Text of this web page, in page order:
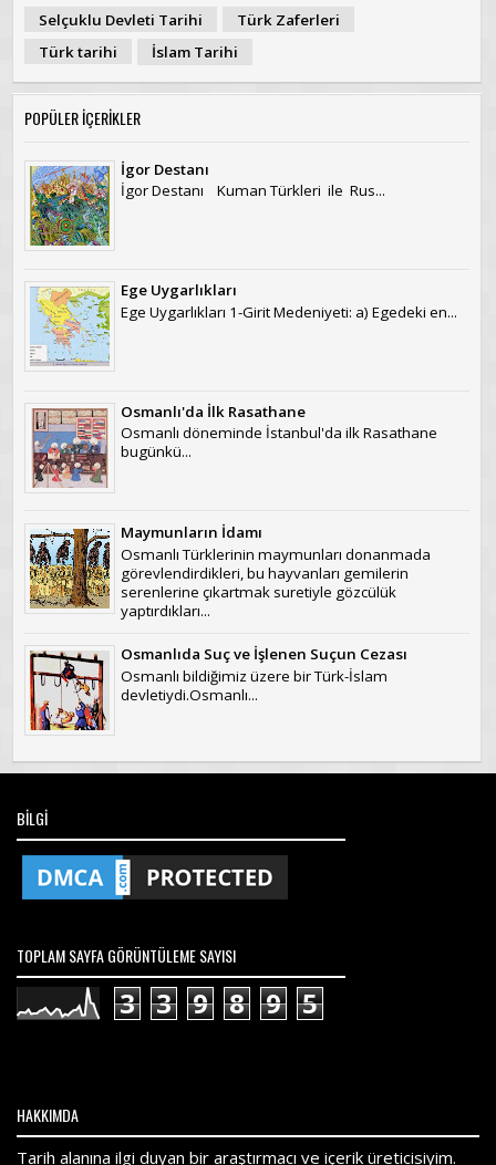
Selçuklu Devleti Tarihi
Türk Zaferleri
Türk tarihi
İslam Tarihi
POPÜLER İÇERİKLER
İgor Destanı
İgor Destanı Kuman Türkleri ile Rus...
Ege Uygarlıkları
Ege Uygarlıkları 1-Girit Medeniyeti: a) Egedeki en...
Osmanlı'da İlk Rasathane
Osmanlı döneminde İstanbul'da ilk Rasathane
bugünkü...
Maymunların İdamı
Osmanlı Türklerinin maymunları donanmada
görevlendirdikleri, bu hayvanları gemilerin
serenlerine çıkartmak suretiyle gözcülük
yaptırdıkları...
Osmanlıda Suç ve İşlenen Suçun Cezası
Osmanlı bildiğimiz üzere bir Türk-İslam
devletiydi.Osmanlı...
BILGI
TOPLAM SAYFA GÖRÜNTÜLEME SAYISI
3 3 9 8 9 5
HAKKIMDA
Tarih alanına ilgi duyan bir araştırmacı ve içerik üreticisiyim.